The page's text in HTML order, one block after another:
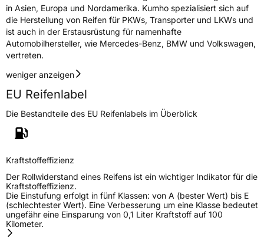
in Asien, Europa und Nordamerika. Kumho spezialisiert sich auf
die Herstellung von Reifen für PKWs, Transporter und LKWs und
ist auch in der Erstausrüstung für namenhafte
Automobilhersteller, wie Mercedes-Benz, BMW und Volkswagen,
vertreten.
weniger anzeigen
EU Reifenlabel
Die Bestandteile des EU Reifenlabels im Überblick
Kraftstoffeffizienz
Der Rollwiderstand eines Reifens ist ein wichtiger Indikator für die
Kraftstoffeffizienz.
Die Einstufung erfolgt in fünf Klassen: von A (bester Wert) bis E
(schlechtester Wert). Eine Verbesserung um eine Klasse bedeutet
ungefähr eine Einsparung von 0,1 Liter Kraftstoff auf 100
Kilometer.